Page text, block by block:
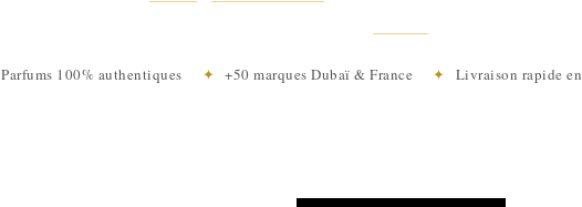
Parfums 100% authentiques ✦ +50 marques Dubaï & France ✦ Livraison rapide